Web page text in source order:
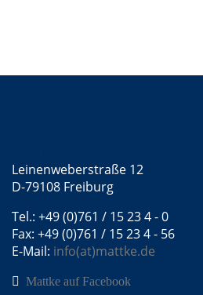
Leinenweberstraße 12
D-79108 Freiburg
Tel.: +49 (0)761 / 15 23 4 - 0
Fax: +49 (0)761 / 15 23 4 - 56
E-Mail: info(at)mattke.de
Mattke auf Facebook